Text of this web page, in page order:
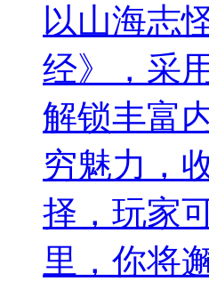
以山海志
经》，采
解锁丰富
穷魅力，
择，玩家
里，你将